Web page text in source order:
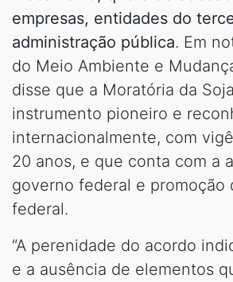
empresas, entidades do
administração pública. Em
do Meio Ambiente e
disse que a Moratória da
instrumento pioneiro e
internacionalmente, com
20 anos, e que conta com a
governo federal e promoção
federal.
“A perenidade do acordo
e a ausência de elementos